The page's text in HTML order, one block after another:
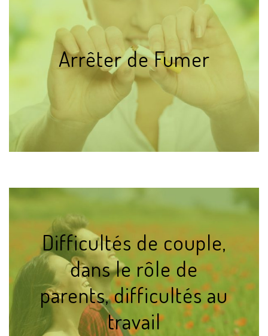
Arrêter de Fumer
Difficultés de couple,
dans le rôle de
parents, difficultés au
travail